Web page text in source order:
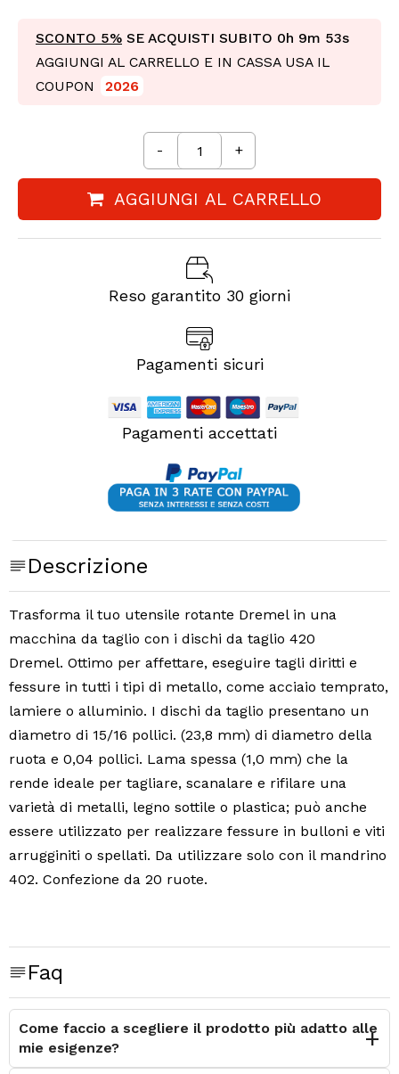
SCONTO 5% SE ACQUISTI SUBITO 0h 9m 52s
AGGIUNGI AL CARRELLO E IN CASSA USA IL
COUPON
2026
- +
AGGIUNGI AL CARRELLO
Reso garantito 30 giorni
Pagamenti sicuri
Pagamenti accettati
Descrizione
Trasforma il tuo utensile rotante Dremel in una
macchina da taglio con i dischi da taglio 420
Dremel. Ottimo per affettare, eseguire tagli diritti e
fessure in tutti i tipi di metallo, come acciaio temprato,
lamiere o alluminio. I dischi da taglio presentano un
diametro di 15/16 pollici. (23,8 mm) di diametro della
ruota e 0,04 pollici. Lama spessa (1,0 mm) che la
rende ideale per tagliare, scanalare e rifilare una
varietà di metalli, legno sottile o plastica; può anche
essere utilizzato per realizzare fessure in bulloni e viti
arrugginiti o spellati. Da utilizzare solo con il mandrino
402. Confezione da 20 ruote.
Faq
Come faccio a scegliere il prodotto più adatto alle
mie esigenze?